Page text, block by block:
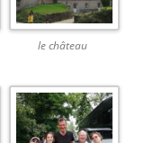
le château